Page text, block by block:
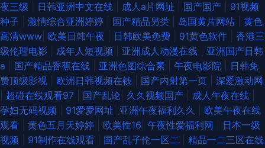
夜三级
日韩亚洲中文在线 成人a片网址 国产国产
91视频
种子
激情综合亚洲婷婷 国产精品另类 岛国黄片网站
黄色
高清www 欧美日韩午夜 日韩欧美免费 91黄色软件
香港三
级伦理电影
成年人短视频 亚洲成人动漫在线
亚洲国产日韩
a
国产精品香蕉在线 亚洲色图综合素 午夜电影院
日韩免
费顶级影视
欧洲日韩视频在钱 国产内射第一页
深爱激动网
超碰在线观看97 国产乱论 久久视频国产 成人午夜在线
孕妇无码视频
91爱爱网址 亚洲午夜福利久久
欧美午夜在线
观看
黄色五月天婷婷 欧美性16 午夜性爱福利网
日本一级
视频
91制作在线观看 国产乱子伦一区二
精品一二三区在线